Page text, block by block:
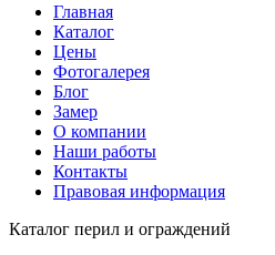
Главная
Каталог
Цены
Фотогалерея
Блог
Замер
О компании
Наши работы
Контакты
Правовая информация
Каталог перил и ограждений